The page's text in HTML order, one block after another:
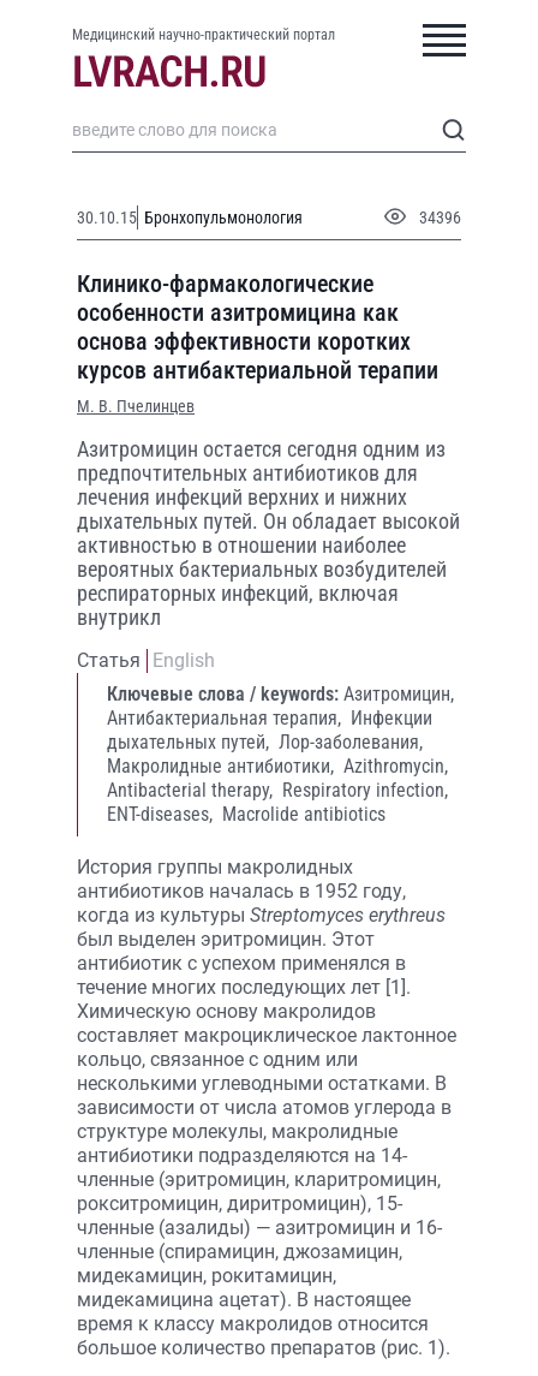
Медицинский научно-практический портал
30.10.15 Бронхопульмонология 34396
Клинико-фармакологические
особенности азитромицина как
основа эффективности коротких
курсов антибактериальной терапии
М. В. Пчелинцев
Азитромицин остается сегодня одним из
предпочтительных антибиотиков для
лечения инфекций верхних и нижних
дыхательных путей. Он обладает высокой
активностью в отношении наиболее
вероятных бактериальных возбудителей
респираторных инфекций, включая
внутрикл
Статья
English
Ключевые слова / keywords: Азитромицин,
Антибактериальная терапия, Инфекции
дыхательных путей, Лор-заболевания,
Макролидные антибиотики, Azithromycin,
Antibacterial therapy, Respiratory infection,
ENT-diseases, Macrolide antibiotics
История группы макролидных
антибиотиков началась в 1952 году,
когда из культуры Streptomyces erythreus
был выделен эритромицин. Этот
антибиотик с успехом применялся в
течение многих последующих лет [1].
Химическую основу макролидов
составляет макроциклическое лактонное
кольцо, связанное с одним или
несколькими углеводными остатками. В
зависимости от числа атомов углерода в
структуре молекулы, макролидные
антибиотики подразделяются на 14-
членные (эритромицин, кларитромицин,
рокситромицин, диритромицин), 15-
членные (азалиды) — азитромицин и 16-
членные (спирамицин, джозамицин,
мидекамицин, рокитамицин,
мидекамицина ацетат). В настоящее
время к классу макролидов относится
большое количество препаратов (рис. 1).